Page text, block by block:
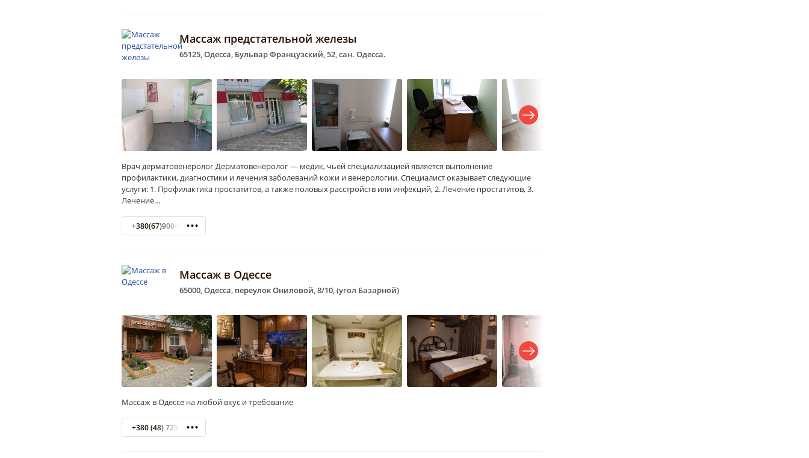
Массаж предстательной железы
65125, Одесса, Бульвар Французский, 52, сан. Одесса.
Врач дерматовенеролог Дерматовенеролог — медик, чьей специализацией является выполнение
профилактики, диагностики и лечения заболеваний кожи и венерологии. Специалист оказывает следующие
услуги: 1. Профилактика простатитов, а также половых расстройств или инфекций, 2. Лечение простатитов, 3.
Лечение…
+380(67)900-58-75
Массаж в Одессе
65000, Одесса, переулок Ониловой, 8/10, (угол Базарной)
Массаж в Одессе на любой вкус и требование
+380 (48) 725-25-14